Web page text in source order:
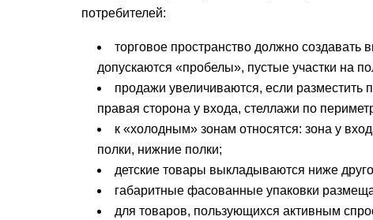
потребителей:
торговое пространство должно
допускаются «пробелы», пустые участки на
продажи увеличиваются, если разместить
правая сторона у входа, стеллажи по
к «холодным» зонам относятся: зона у
полки, нижние полки;
детские товары выкладываются ниже
габаритные фасованные упаковки
для товаров, пользующихся активным